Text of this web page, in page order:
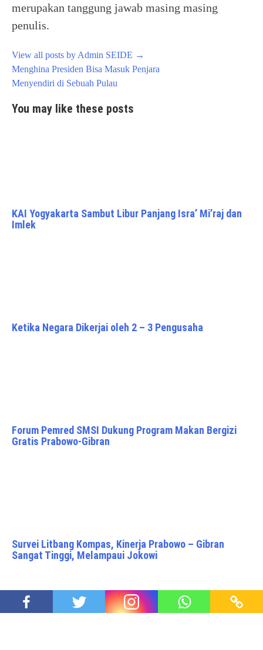
merupakan tanggung jawab masing masing
penulis.
View all posts by Admin SEIDE →
Post
navigation
Menghina Presiden Bisa Masuk Penjara
Menyendiri di Sebuah Pulau
You may like these posts
KAI Yogyakarta Sambut Libur Panjang Isra’ Mi’raj dan
Imlek
Ketika Negara Dikerjai oleh 2 – 3 Pengusaha
Forum Pemred SMSI Dukung Program Makan Bergizi
Gratis Prabowo-Gibran
Survei Litbang Kompas, Kinerja Prabowo – Gibran
Sangat Tinggi, Melampaui Jokowi